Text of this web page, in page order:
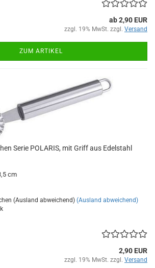
ab 2,90 EUR
zzgl. 19% MwSt. zzgl. Versand
ZUM ARTIKEL
Serie POLARIS, mit Griff aus Edelstahl
cm
(Ausland abweichend) (Ausland abweichend)
2,90 EUR
zzgl. 19% MwSt. zzgl. Versand